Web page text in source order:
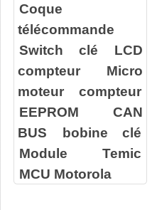
Coque
télécommande
Switch clé
LCD
compteur
Micro
moteur compteur
EEPROM
CAN
BUS
bobine clé
Module Temic
MCU Motorola